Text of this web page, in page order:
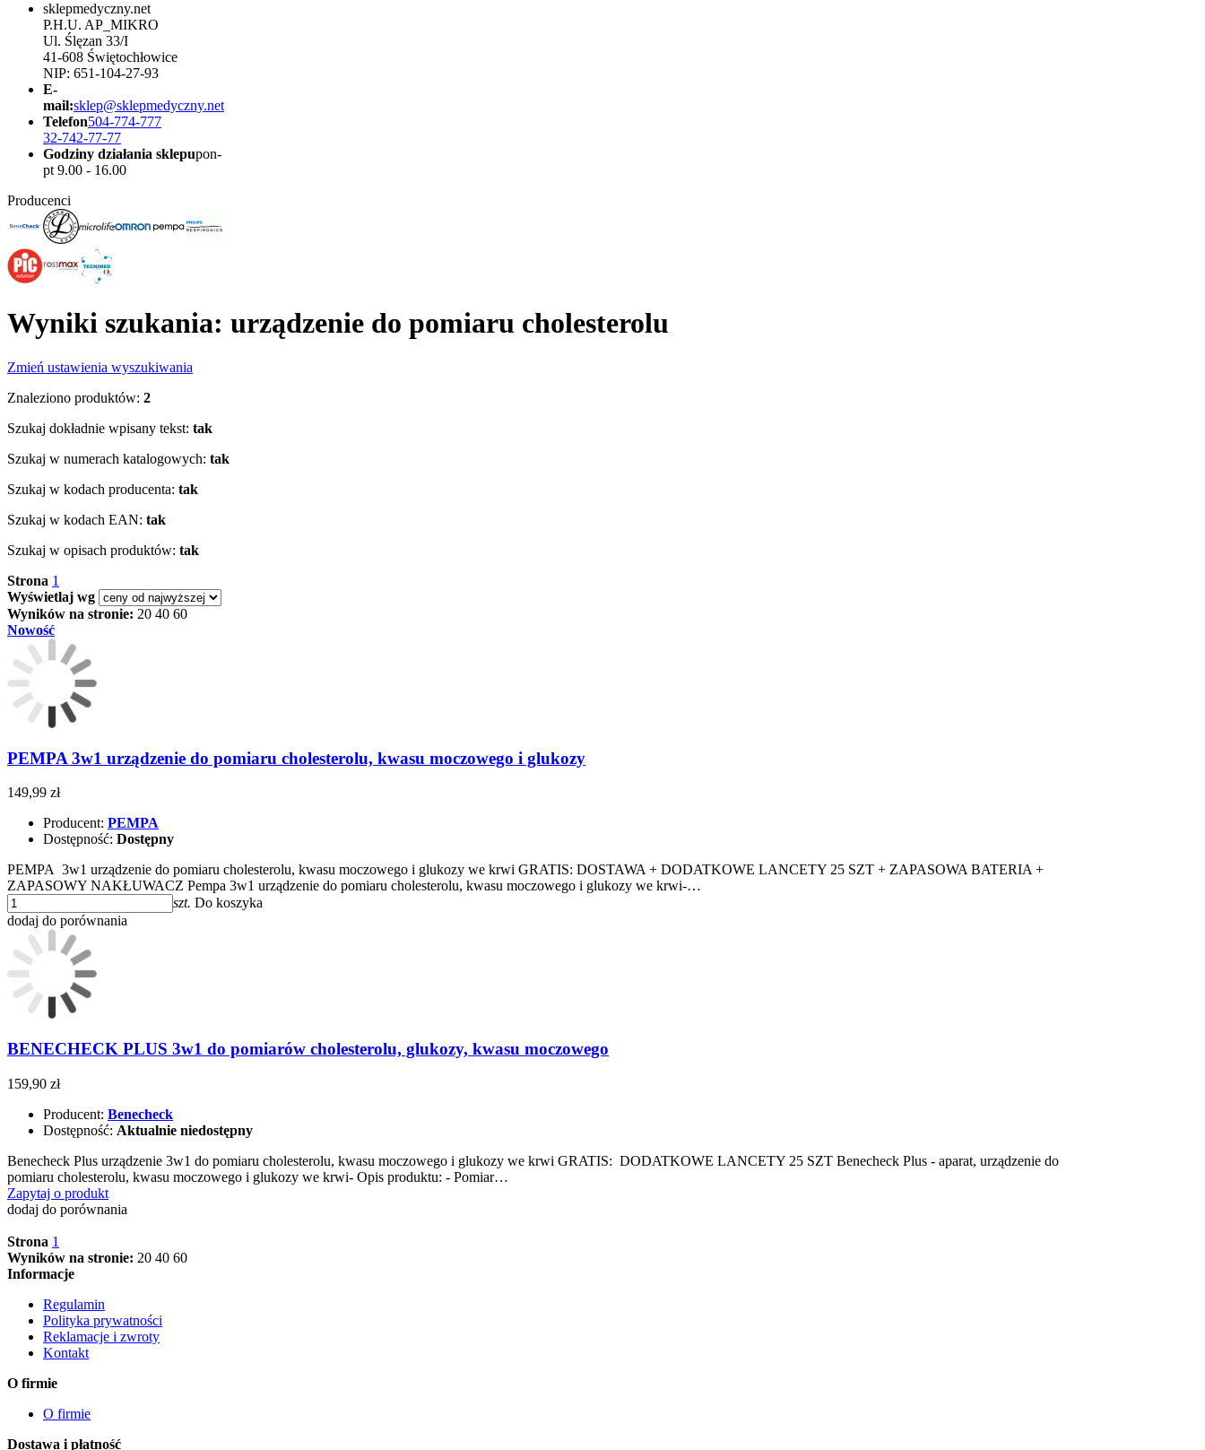
sklepmedyczny.net
P.H.U. AP_MIKRO
Ul. Ślęzan 33/I
41-608 Świętochłowice
NIP: 651-104-27-93
E-
mail:sklep@sklepmedyczny.net
Telefon504-774-777
32-742-77-77
Godziny działania sklepupon-
pt 9.00 - 16.00
Producenci
Wyniki szukania: urządzenie do pomiaru cholesterolu
Zmień ustawienia wyszukiwania
Znaleziono produktów: 2
Szukaj dokładnie wpisany tekst: tak
Szukaj w numerach katalogowych: tak
Szukaj w kodach producenta: tak
Szukaj w kodach EAN: tak
Szukaj w opisach produktów: tak
Strona 1
Wyświetlaj wg
Wyników na stronie: 20 40 60
Nowość
PEMPA 3w1 urządzenie do pomiaru cholesterolu, kwasu moczowego i glukozy
149,99 zł
Producent: PEMPA
Dostępność: Dostępny
PEMPA 3w1 urządzenie do pomiaru cholesterolu, kwasu moczowego i glukozy we krwi GRATIS: DOSTAWA + DODATKOWE LANCETY 25 SZT + ZAPASOWA BATERIA +
ZAPASOWY NAKŁUWACZ Pempa 3w1 urządzenie do pomiaru cholesterolu, kwasu moczowego i glukozy we krwi-…
szt. Do koszyka
dodaj do porównania
BENECHECK PLUS 3w1 do pomiarów cholesterolu, glukozy, kwasu moczowego
159,90 zł
Producent: Benecheck
Dostępność: Aktualnie niedostępny
Benecheck Plus urządzenie 3w1 do pomiaru cholesterolu, kwasu moczowego i glukozy we krwi GRATIS: DODATKOWE LANCETY 25 SZT Benecheck Plus - aparat, urządzenie do
pomiaru cholesterolu, kwasu moczowego i glukozy we krwi- Opis produktu: - Pomiar…
Zapytaj o produkt
dodaj do porównania
Strona 1
Wyników na stronie: 20 40 60
Informacje
Regulamin
Polityka prywatności
Reklamacje i zwroty
Kontakt
O firmie
O firmie
Dostawa i płatność